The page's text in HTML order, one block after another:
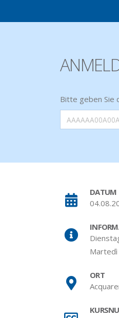
Bitte geben Sie
DATUM
ORT